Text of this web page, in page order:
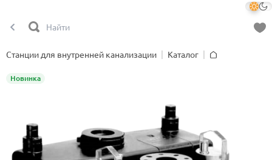
Станции для внутренней канализации
Каталог
Новинка